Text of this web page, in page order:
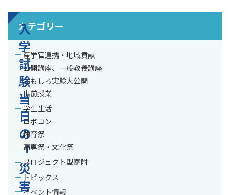
入
学
試
験
当
日
の
「
災
害
カテゴリー
産学官連携・地域貢献
公開講座、一般教養講座
おもしろ実験大公開
出前授業
学生生活
ロボコン
体育祭
高専祭・文化祭
プロジェクト型寄附
トピックス
イベント情報